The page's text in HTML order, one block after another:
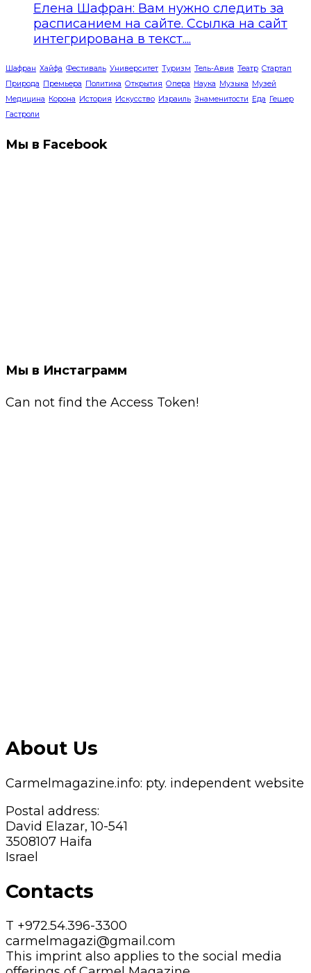
Елена Шафран: Вам нужно следить за
расписанием на сайте. Ссылка на сайт
интегрирована в текст....
Шафран Хайфа Фестиваль Университет Туризм Тель-Авив Театр Стартап
Природа Премьера Политика Открытия Опера Наука Музыка Музей
Медицина Корона История Искусство Израиль Знаменитости Еда Гешер
Гастроли
Мы в Facebook
Мы в Инстаграмм
Can not find the Access Token!
About Us
Carmelmagazine.info: pty. independent website
Postal address:
David Elazar, 10-541
3508107 Haifa
Israel
Contacts
T +972.54.396-3300
carmelmagazi@gmail.com
This imprint also applies to the social media